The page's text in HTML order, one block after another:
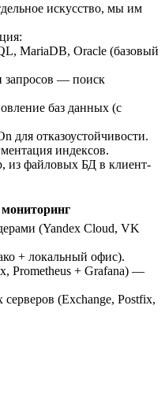
искусство, мы им
MariaDB, Oracle (базовый
запросов — поиск
баз данных (с
для отказоустойчивости.
индексов.
из файловых БД в клиент-
(Yandex Cloud, VK
+ локальный офис).
Prometheus + Grafana) —
(Exchange, Postfix,